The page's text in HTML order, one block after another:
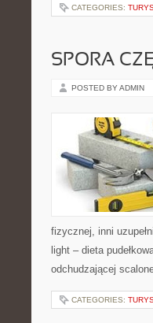
CATEGORIES:
SPORA
POSTED BY ADMIN
fizycznej, inni
light – dieta
odchudzającej
CATEGORIES: